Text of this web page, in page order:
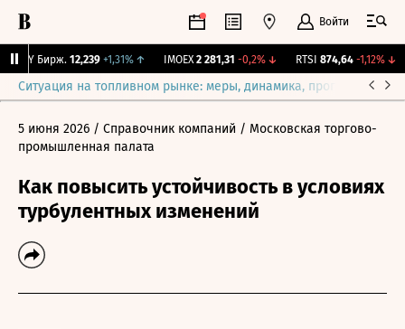
Войти
CNY Бирж. 12,239 +1,31%↑ IMOEX 2 281,31 -0,2%↓ RTSI 874,64 -1,12%↓
Ситуация на топливном рынке: меры, динамика, прогнозы
5 июня 2026 / Справочник компаний / Московская торгово-
промышленная палата
Как повысить устойчивость в условиях
турбулентных изменений